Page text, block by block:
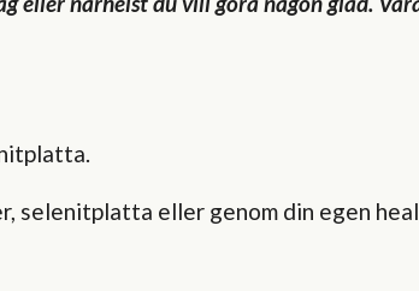
selenitplatta eller genom din egen